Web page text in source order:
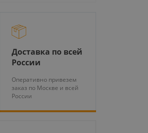
Доставка по всей
России
Оперативно привезем
заказ по Москве и всей
России